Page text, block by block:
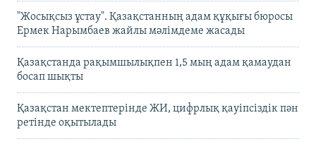
"Жосықсыз ұстау". Қазақстанның адам құқығы бюросы
Ермек Нарымбаев жайлы мәлімдеме жасады
Қазақстанда рақымшылықпен 1,5 мың адам қамаудан
босап шықты
Қазақстан мектептерінде ЖИ, цифрлық қауіпсіздік пән
ретінде оқытылады